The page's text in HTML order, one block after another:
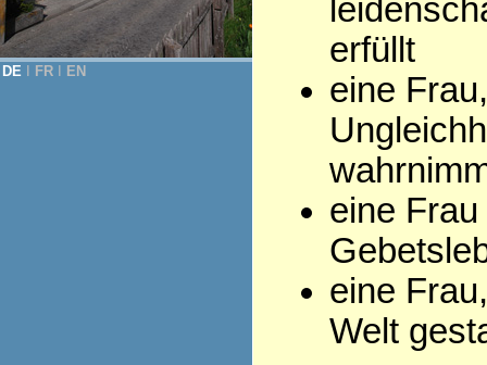
DE FR EN
erfüllt
eine
eine
eine
Welt